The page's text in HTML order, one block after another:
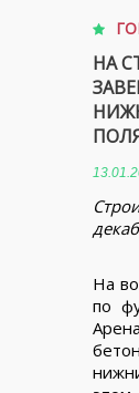
НА
На
по